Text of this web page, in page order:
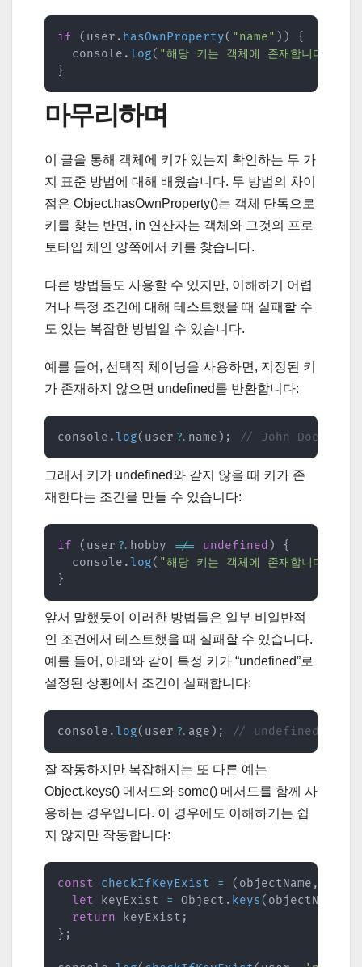
if ( user . hasOwnProperty( "name" ) )
{
  console
.log( "해당 키는 객체에 존재합니다"
}
마무리하며
이 글을 통해 객체에 키가 있는지 확인하는 두 가
지 표준 방법에 대해 배웠습니다. 두 방법의 차이
점은 Object.hasOwnProperty()는 객체 단독으로
키를 찾는 반면, in 연산자는 객체와 그것의 프로
토타입 체인 양쪽에서 키를 찾습니다.
다른 방법들도 사용할 수 있지만, 이해하기 어렵
거나 특정 조건에 대해 테스트했을 때 실패할 수
도 있는 복잡한 방법일 수 있습니다.
예를 들어, 선택적 체이닝을 사용하면, 지정된 키
가 존재하지 않으면 undefined를 반환합니다:
console .log( user ?. name ) ; // John Doe를 반
그래서 키가 undefined와 같지 않을 때 키가 존
재한다는 조건을 만들 수 있습니다:
if ( user ?. hobby !== undefined )
{
  console
.log( "해당 키는 객체에 존재합니다"
}
앞서 말했듯이 이러한 방법들은 일부 비일반적
인 조건에서 테스트했을 때 실패할 수 있습니다.
예를 들어, 아래와 같이 특정 키가 “undefined”로
설정된 상황에서 조건이 실패합니다:
console .log( user ?. age ) ; // undefined를 반환
잘 작동하지만 복잡해지는 또 다른 예는
Object.keys() 메서드와 some() 메서드를 함께 사
용하는 경우입니다. 이 경우에도 이해하기는 쉽
지 않지만 작동합니다:
const checkIfKeyExist = ( objectName ,
let keyExist = Object . keys( objectName
return keyExist ;
} ;